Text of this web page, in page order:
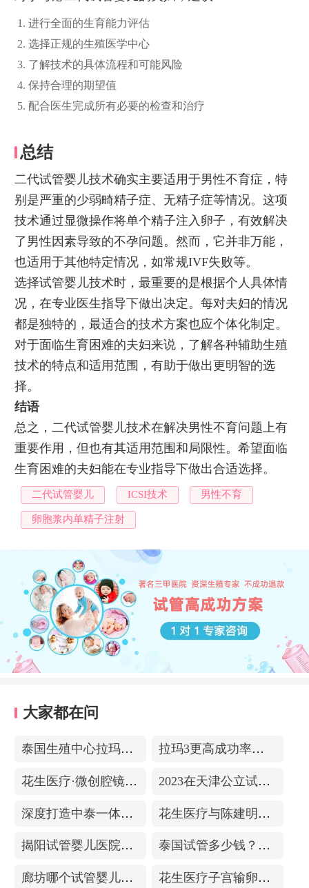
进行全面的生育能力评估
选择正规的生殖医学中心
了解技术的具体流程和可能风险
保持合理的期望值
配合医生完成所有必要的检查和治疗
总结
二代试管婴儿技术确实主要适用于男性不育症，特
别是严重的少弱畸精子症、无精子症等情况。这项
技术通过显微操作将单个精子注入卵子，有效解决
了男性因素导致的不孕问题。然而，它并非万能，
也适用于其他特定情况，如常规IVF失败等。
选择试管婴儿技术时，最重要的是根据个人具体情
况，在专业医生指导下做出决定。每对夫妇的情况
都是独特的，最适合的技术方案也应个体化制定。
对于面临生育困难的夫妇来说，了解各种辅助生殖
技术的特点和适用范围，有助于做出更明智的选
择。
结语
总之，二代试管婴儿技术在解决男性不育问题上有
重要作用，但也有其适用范围和局限性。希望面临
生育困难的夫妇能在专业指导下做出合适选择。
二代试管婴儿 ICSI技术 男性不育
卵胞浆内单精子注射
大家都在问
泰国生殖中心拉玛3-更高成功率的保障-治愈系的医院环境 拉玛3更高成功率的保障——泰国超强实验室
花生医疗·微创腔镜中心 2023在天津公立试管医院排名，附带费用明细
深度打造中泰一体化医疗体系！花生医疗中国专家团赴泰考察交流 花生医疗与陈建明教授达成战略合作，共促精准保胎事业发展
揭阳试管婴儿医院排名，附带试管成功率 泰国试管多少钱？收费包含什么项目？不成功能退款？
廊坊哪个试管婴儿医院可以包成功？内附试管费用! 花生医疗子宫输卵管造影中心